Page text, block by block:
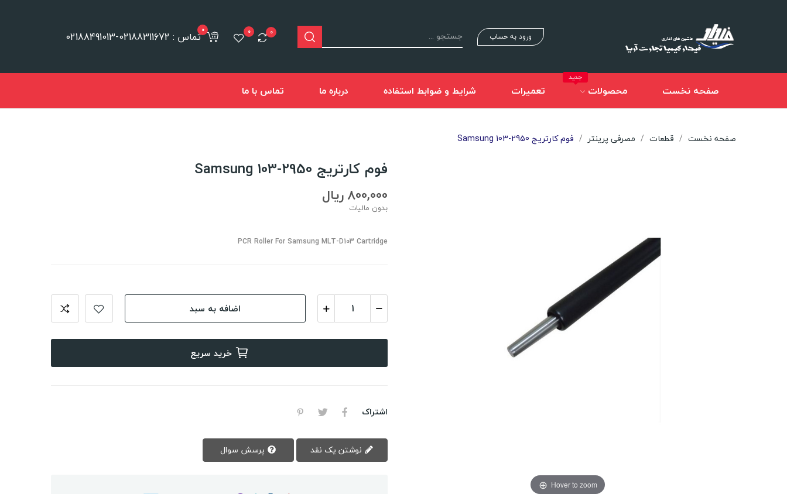
ورود به حساب 0
0 تماس : 02188311672-021884910130
صفحه نخست محصولات
جدید
تعمیرات شرایط و ضوابط استفاده درباره ما تماس با ما
صفحه نخست قطعات مصرفی پرینتر فوم کارتریج Samsung 103-2950
Hover to zoom
فوم کارتریج Samsung 103-2950
800,000 ریال
بدون مالیات
PCR Roller For Samsung MLT-D103 Cartridge
اضافه به سبد
خرید سریع
اشتراک